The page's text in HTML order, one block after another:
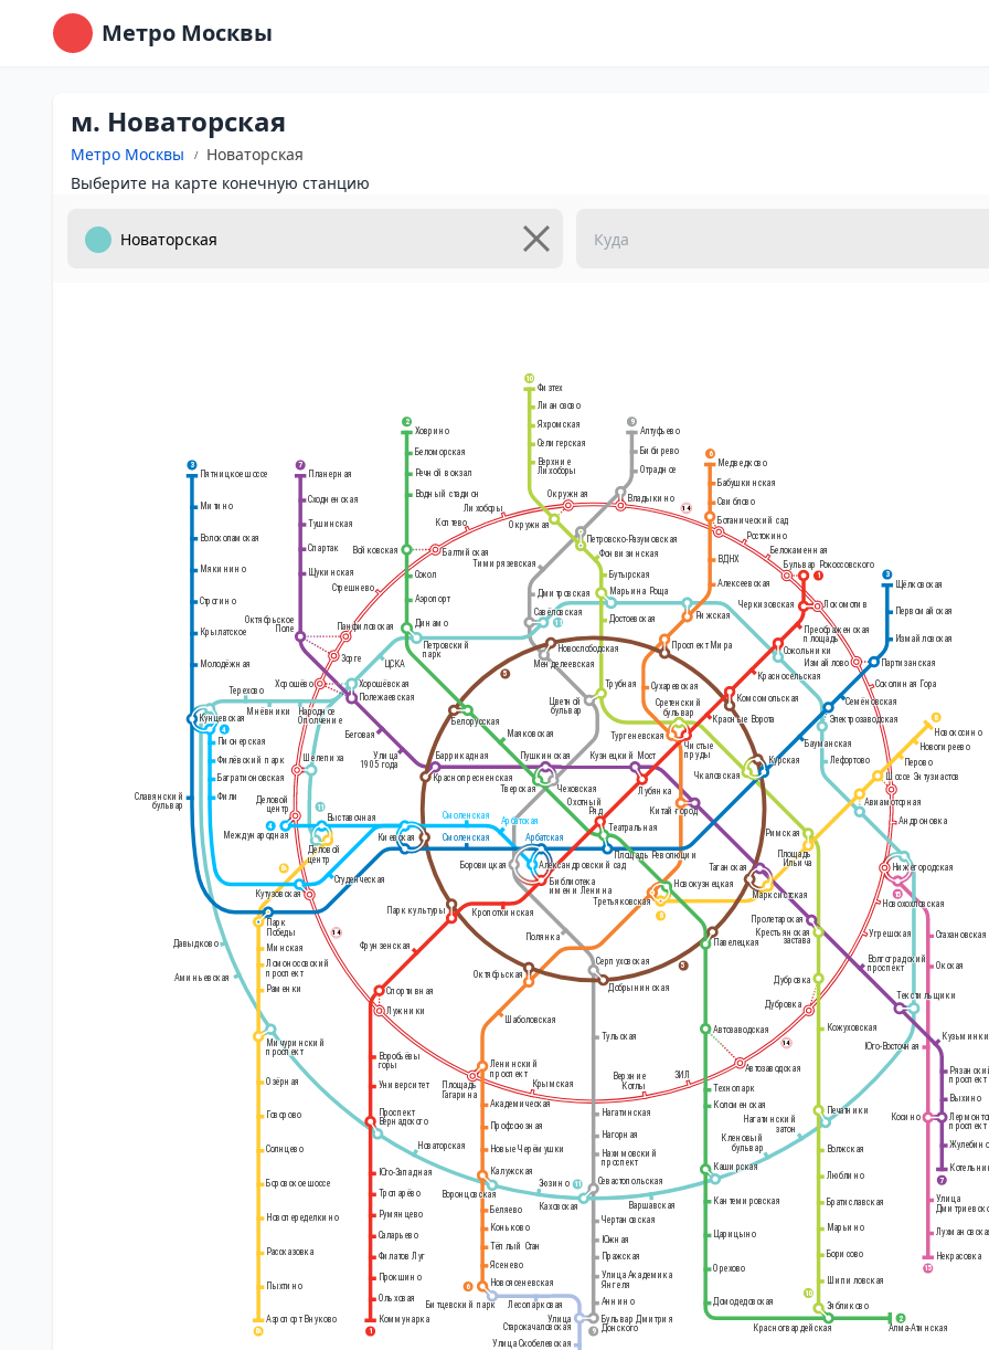
Метро Москвы
м. Новаторская
Метро Москвы
Новаторская
Выберите на карте конечную станцию
8
2
9
6
1
8А
15
5
3
4
7
10
11
1
2
3
4
5
6
7
8
8А
9
10
11
11
15
14
14
14
Краснопресненская
Проспект Мира
Комсомольская
Таганская
Павелецкая
Добрынинская
Академическая
Профсоюзная
Новые Черёмушки
Калужская
Беляево
Коньково
Тёплый Стан
Ясенево
Новоясеневская
Нагатинская
Нагорная
Нахимовский
проспект
Севастопольская
Чертановская
Южная
Пражская
Улица Академика
Янгеля
Локомотив
Измайлово
Соколиная Гора
Андроновка
Нижегородская
Новохохловская
Угрешская
Дубровка
ЗИЛ
Верхние
Котлы
Крымская
Площадь
Гагарина
Лужники
Деловой
центр
Хорошёво
Зорге
Стрешнево
Балтийская
Коптево
Лихоборы
Окружная
Владыкино
Ботанический сад
Ростокино
Белокаменная
Планерная
Сходненская
Тушинская
Спартак
Щукинская
Текстильщики
проспект
Выхино
проспект
Жулебино
Кожуховская
Печатники
Волжская
Люблино
Братиславская
Марьино
Борисово
Шипиловская
Зябликово
Технопарк
Коломенская
Каширская
Кантемировская
Царицыно
Орехово
Домодедовская
Красногвардейская Алма-Атинская
Минская
Ломоносовский
проспект
Раменки
Митино
Волоколамская
Мякинино
Строгино
Крылатское
Молодёжная
Кунцевская
Парк
Победы
Пионерская
Филёвский парк
Багратионовская
Фили
Международная
Речной вокзал
Водный стадион
Сокол
Динамо
Алтуфьево
Бибирево
Отрадное
Медведково
Бабушкинская
Свиблово
Щёлковская
Первомайская
Измайловская
Сретенский
бульвар
Спортивная
Фрунзенская
Парк культуры Кропоткинская
Библиотека
имени Ленина
Театральная
Бульвар Рокоссовского
Красносельская
Сокольники
Черкизовская
Новокузнецкая
Охотный
Ряд
Маяковская
Тверская
Партизанская
Бауманская
Арбатская
Смоленская
Славянский
бульвар
Смоленская
Выставочная
Пятницкое шоссе
Октябрьская
Ленинский
проспект
Шаболовская
Тургеневская
Сухаревская
Рижская
Алексеевская
ВДНХ
Аннино
Бульвар Дмитрия
Донского
Саларьево
Румянцево
Тропарёво
Юго-Западная
Проспект
Вернадского
Варшавская
Тульская
Серпуховская
Боровицкая
Битцевский парк Лесопарковая
Улица
Старокачаловская
Улица Скобелевская
Перово
Новогиреево
Новокосино
Площадь
Ильича
Римская
Трубная
Полянка
Беговая
Улица
1905 года
Белорусская
Достоевская
Марьина Роща
Бутырская
Чеховская Лубянка
Кузнецкий Мост
Цветной
бульвар
Пушкинская
Савёловская
Дмитровская
Тимирязевская
Петровско-Разумовская
Баррикадная
Чкаловская
Фонвизинская
Дубровка
Автозаводская
Ховрино
Каховская
Марксистская
Киевская
Воробьёвы
горы
Университет
ЦСКА
Петровский
парк
Верхние
Лихоборы
Селигерская
Физтех
Лианозово
Яхромская
Рассказовка
Пыхтино
Аэропорт Внуково
Новопеределкино
Боровское шоссе
Солнцево
Говорово
Озёрная
Мичуринский
проспект
Беломорская
Улица
Некрасовка
Косино
Филатов Луг
Прокшино
Ольховая
Коммунарка
Преображенская
площадь
Новаторская
Зюзино
Аминьевская
Давыдково
Терехово
Мнёвники
Народное
Ополчение
Воронцовская
Автозаводская
Волгоградский
проспект
Юго-Восточная
Окская
Стахановская
Чистые
пруды
Третьяковская
Октябрьское
Поле
Панфиловская
Войковская
Аэропорт
Хорошёвская
Полежаевская
Шелепиха
Деловой
центр
Новослободская
Менделеевская
Курская
Электрозаводская
Семёновская
Авиамоторная
Крестьянская
застава
Пролетарская
Лефортово
Арбатская
Кутузовская
Студенческая
Окружная
Площадь Революции
Александровский сад
Китай-город
Красные Ворота
Шоссе Энтузиастов
Кленовый
бульвар
Нагатинский
затон
Рижский вокзал
Ленинградский, Ярославский и
Белорусский
Курский вокзал
Павелецкий вокзал